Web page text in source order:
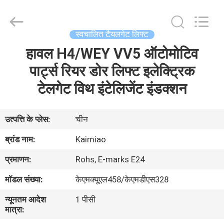
हमारे
बारे
में
कारखाना
भ्रमण
Technology
स्वचालित टैयलगेट लिफ्ट
हावल H4/WEY VV5 ऑटोमोटिव
पार्ट्स रियर डोर लिफ्ट इलेक्ट्रिक
टेलगेट विथ इंटेलिजेंट इंडक्शन
उत्पत्ति के प्लेस:
चीन
ब्रांड नाम:
Kaimiao
प्रमाणन:
Rohs, E-marks E24
मॉडल संख्या:
केएमक्यूएल458/केएमडीएस328
न्यूनतम आदेश
मात्रा:
1 पीसी